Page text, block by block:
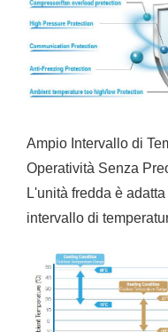
Ampio Intervallo di
Operatività Senza
L'unità fredda è
intervallo di